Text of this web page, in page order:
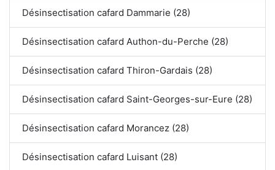
Désinsectisation cafard Dammarie (28)
Désinsectisation cafard Authon-du-Perche (28)
Désinsectisation cafard Thiron-Gardais (28)
Désinsectisation cafard Saint-Georges-sur-Eure (28)
Désinsectisation cafard Morancez (28)
Désinsectisation cafard Luisant (28)